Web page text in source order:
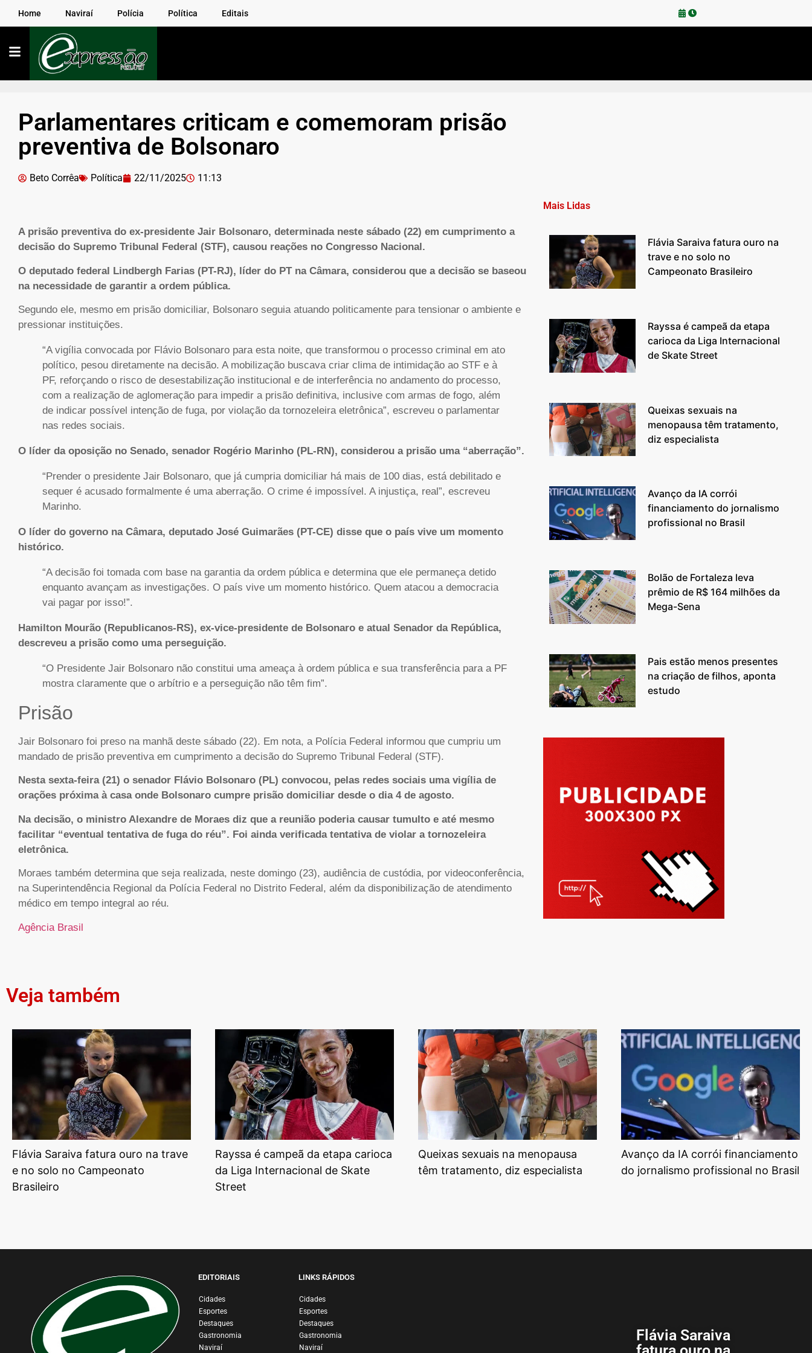
Home Naviraí Polícia Política Editais
Parlamentares criticam e comemoram prisão
preventiva de Bolsonaro
Beto Corrêa Política 22/11/2025 11:13
A prisão preventiva do ex-presidente Jair Bolsonaro, determinada neste sábado (22) em cumprimento a
decisão do Supremo Tribunal Federal (STF), causou reações no Congresso Nacional.
O deputado federal Lindbergh Farias (PT-RJ), líder do PT na Câmara, considerou que a decisão se baseou
na necessidade de garantir a ordem pública.
Segundo ele, mesmo em prisão domiciliar, Bolsonaro seguia atuando politicamente para tensionar o ambiente e
pressionar instituições.
“A vigília convocada por Flávio Bolsonaro para esta noite, que transformou o processo criminal em ato
político, pesou diretamente na decisão. A mobilização buscava criar clima de intimidação ao STF e à
PF, reforçando o risco de desestabilização institucional e de interferência no andamento do processo,
com a realização de aglomeração para impedir a prisão definitiva, inclusive com armas de fogo, além
de indicar possível intenção de fuga, por violação da tornozeleira eletrônica”, escreveu o parlamentar
nas redes sociais.
O líder da oposição no Senado, senador Rogério Marinho (PL-RN), considerou a prisão uma “aberração”.
“Prender o presidente Jair Bolsonaro, que já cumpria domiciliar há mais de 100 dias, está debilitado e
sequer é acusado formalmente é uma aberração. O crime é impossível. A injustiça, real”, escreveu
Marinho.
O líder do governo na Câmara, deputado José Guimarães (PT-CE) disse que o país vive um momento
histórico.
“A decisão foi tomada com base na garantia da ordem pública e determina que ele permaneça detido
enquanto avançam as investigações. O país vive um momento histórico. Quem atacou a democracia
vai pagar por isso!”.
Hamilton Mourão (Republicanos-RS), ex-vice-presidente de Bolsonaro e atual Senador da República,
descreveu a prisão como uma perseguição.
“O Presidente Jair Bolsonaro não constitui uma ameaça à ordem pública e sua transferência para a PF
mostra claramente que o arbítrio e a perseguição não têm fim”.
Prisão
Jair Bolsonaro foi preso na manhã deste sábado (22). Em nota, a Polícia Federal informou que cumpriu um
mandado de prisão preventiva em cumprimento a decisão do Supremo Tribunal Federal (STF).
Nesta sexta-feira (21) o senador Flávio Bolsonaro (PL) convocou, pelas redes sociais uma vigília de
orações próxima à casa onde Bolsonaro cumpre prisão domiciliar desde o dia 4 de agosto.
Na decisão, o ministro Alexandre de Moraes diz que a reunião poderia causar tumulto e até mesmo
facilitar “eventual tentativa de fuga do réu”. Foi ainda verificada tentativa de violar a tornozeleira
eletrônica.
Moraes também determina que seja realizada, neste domingo (23), audiência de custódia, por videoconferência,
na Superintendência Regional da Polícia Federal no Distrito Federal, além da disponibilização de atendimento
médico em tempo integral ao réu.
Agência Brasil
Mais Lidas
Flávia Saraiva fatura ouro na
trave e no solo no
Campeonato Brasileiro
Rayssa é campeã da etapa
carioca da Liga Internacional
de Skate Street
Queixas sexuais na
menopausa têm tratamento,
diz especialista
Avanço da IA corrói
financiamento do jornalismo
profissional no Brasil
Bolão de Fortaleza leva
prêmio de R$ 164 milhões da
Mega-Sena
Pais estão menos presentes
na criação de filhos, aponta
estudo
Veja também
Flávia Saraiva fatura ouro na trave
e no solo no Campeonato
Brasileiro
Rayssa é campeã da etapa carioca
da Liga Internacional de Skate
Street
Queixas sexuais na menopausa
têm tratamento, diz especialista
Avanço da IA corrói financiamento
do jornalismo profissional no Brasil
EDITORIAIS
Cidades
Esportes
Destaques
Gastronomia
Naviraí
LINKS RÁPIDOS
Cidades
Esportes
Destaques
Gastronomia
Naviraí
Flávia Saraiva